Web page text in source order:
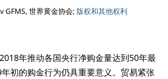
GFMS, 世界黄金协会;版权和其他权利
2018年推动各国央行净购金量达到50年最
初的购金行为仍具重要意义。贸易紧张